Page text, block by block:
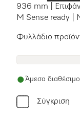
936 mm |
M Sense ready |
Φυλλάδιο
Άμεσα διαθέσιμο
Σύγκριση